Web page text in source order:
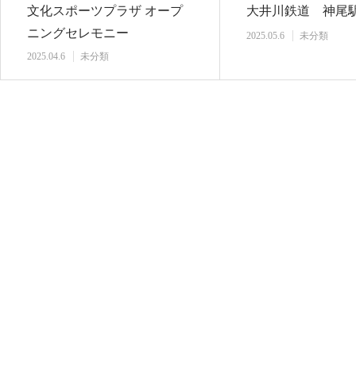
文化スポーツプラザ オープ
ニングセレモニー
2025.04.6 未分類
大井川鉄道 神尾
2025.05.6 未分類